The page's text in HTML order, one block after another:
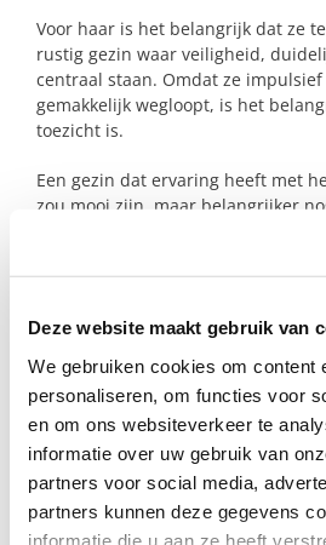
Deze website maakt gebruik van
We gebruiken cookies om content
personaliseren, om functies voor
en om ons websiteverkeer te
informatie over uw gebruik van
partners voor social media,
partners kunnen deze gegevens
informatie die u aan ze heeft
Voor haar is het belangrijk dat ze
rustig gezin waar veiligheid,
centraal staan. Omdat ze
gemakkelijk wegloopt, is het
toezicht is.
Een gezin dat ervaring heeft met
zou mooi zijn, maar belangrijker
en de bereidheid om haar te leren
Willen jullie van betekenis zijn
Profiel steungezin
Wij zoeken een christelijk
van) Kesteren:
• Dat dit meisje af en toe